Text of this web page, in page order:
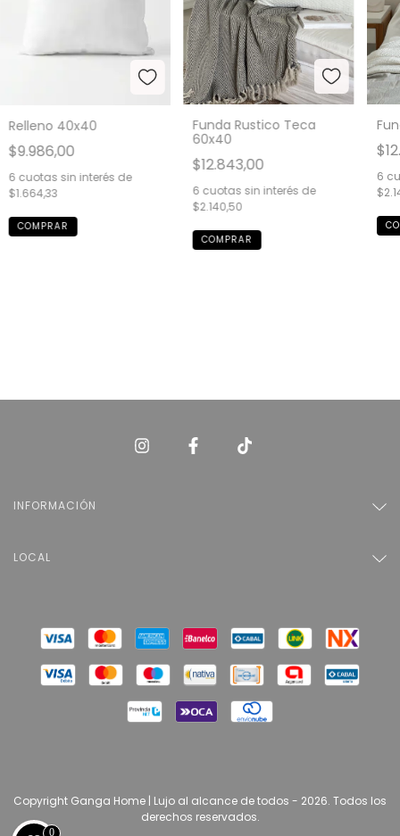
Relleno 40x40
$9.986,00
6 cuotas sin interés de
$1.664,33
Funda Rustico Teca
60x40
$12.843,00
6 cuotas sin interés de
$2.140,50
6
INFORMACIÓN
LOCAL
Copyright Ganga Home | Lujo al alcance de todos - 2026. Todos los
derechos reservados.
0